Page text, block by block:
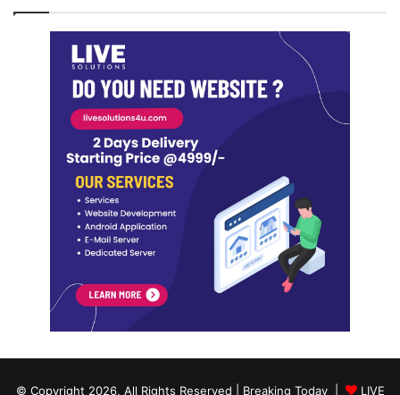
© Copyright 2026, All Rights Reserved | Breaking Today | LIVE